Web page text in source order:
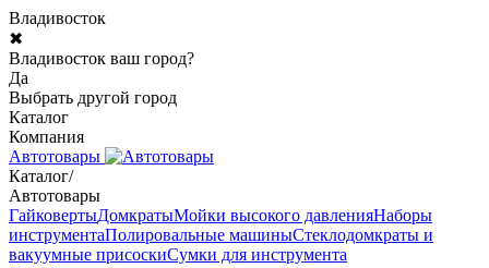
Владивосток
✖
Владивосток ваш город?
Да
Выбрать другой город
Каталог
Компания
Автотовары
Каталог/
Автотовары
ГайковертыДомкратыМойки высокого давленияНаборы
инструментаПолировальные машиныСтеклодомкраты и
вакуумные присоскиСумки для инструмента